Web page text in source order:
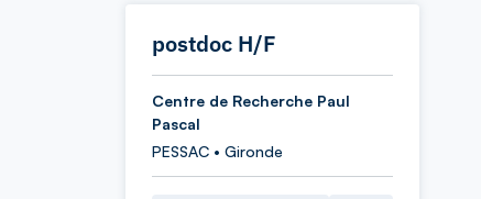
postdoc H/F
Centre de Recherche Paul
Pascal
PESSAC • Gironde